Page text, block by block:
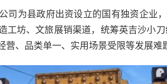
司为县政府出资设立的国有独资企业，
工坊、文旅展销渠道，统筹英吉沙小
、品类单一、实用场景受限等发展难